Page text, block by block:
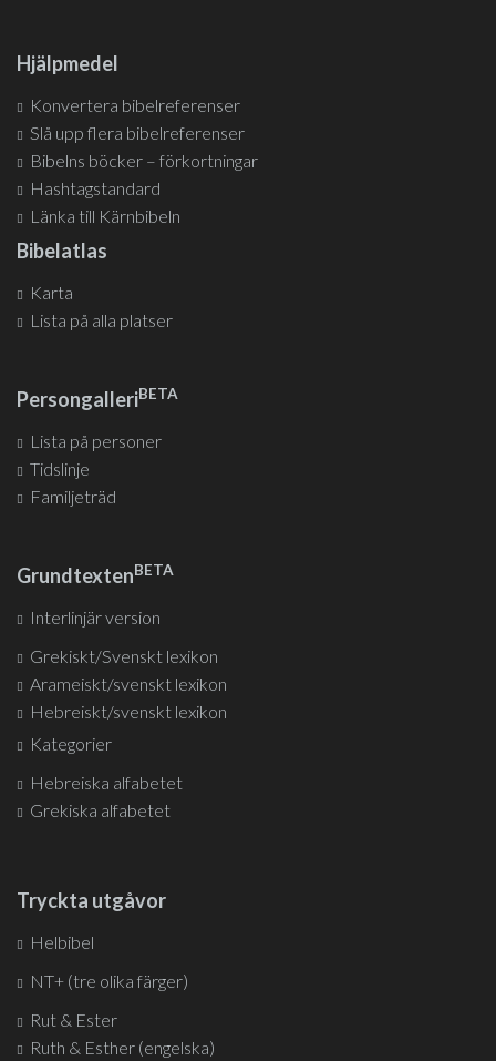
Hjälpmedel
Konvertera bibelreferenser
Slå upp flera bibelreferenser
Bibelns böcker – förkortningar
Hashtagstandard
Länka till Kärnbibeln
Bibelatlas
Karta
Lista på alla platser
PersongalleriBETA
Lista på personer
Tidslinje
Familjeträd
GrundtextenBETA
Interlinjär version
Grekiskt/Svenskt lexikon
Arameiskt/svenskt lexikon
Hebreiskt/svenskt lexikon
Kategorier
Hebreiska alfabetet
Grekiska alfabetet
Tryckta utgåvor
Helbibel
NT+ (tre olika färger)
Rut & Ester
Ruth & Esther (engelska)